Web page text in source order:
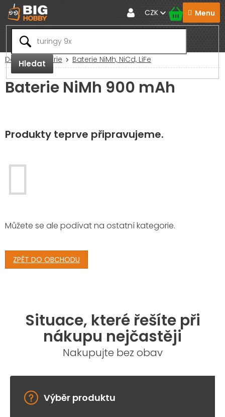
Přejít
na
obsah
Hledat
CZK
Domů Baterie Baterie NiMh, NiCd, LiFe
Baterie NiMh 900 mAh
Produkty teprve připravujeme.
Můžete se ale podívat na ostatní kategorie.
ZPĚT DO OBCHODU
Situace, které řešíte při
nákupu nejčastěji
Nakupujte bez obav
Výběr produktu